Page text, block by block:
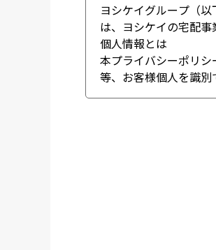
ヨシケイグループ（
は、ヨシケイの宅配事
個人情報とは
本プライバシーポリ
等、お客様個人を識別